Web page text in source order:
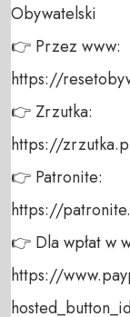
Obywatelski
👉 Przez www:
https://
👉 Zrzutka:
https://
👉 Patronite:
https://
👉 Dla wpłat w
https://